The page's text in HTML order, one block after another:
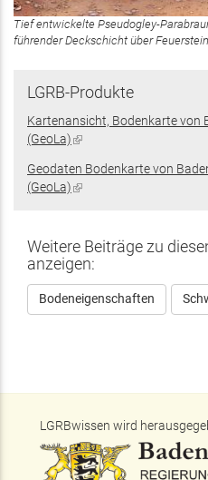
Tief entwickelte Pseudogley-
führender Deckschicht über
LGRB-Produkte
Kartenansicht, Bodenkarte von
(GeoLa)(Link
extern)
Geodaten Bodenkarte von
(GeoLa)(Link
Weitere Beiträge zu
anzeigen:
Bodeneigenschaften
LGRBwissen wird